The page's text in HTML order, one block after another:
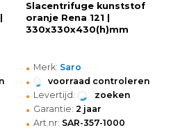
Slacentrifuge kunststof
oranje Rena 121 |
330x330x430(h)mm
• Merk: Saro
• voorraad controleren
• Levertijd: zoeken
• Garantie: 2 jaar
• Art.nr: SAR-357-1000